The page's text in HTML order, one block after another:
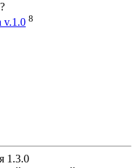
v.1.0 8
1.3.0